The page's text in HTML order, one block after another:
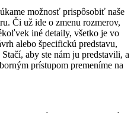
možnosť prispôsobiť naše
Či už ide o zmenu rozmerov,
iné detaily, všetko je vo
alebo špecifickú predstavu,
aby ste nám ju predstavili, a
prístupom premeníme na